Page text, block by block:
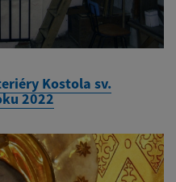
Kostola sv.
2022